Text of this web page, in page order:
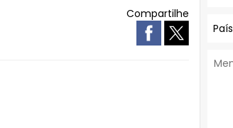
Compartilhe
País